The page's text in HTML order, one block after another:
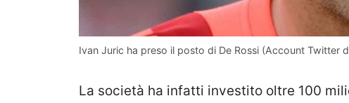
Ivan Juric ha preso il posto di De Rossi (Account Twitter
La società ha infatti investito oltre 100